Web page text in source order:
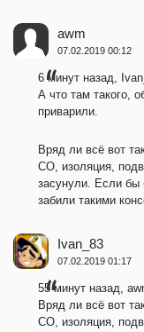
awm
07.02.2019 00:12
6 минут назад,
А что там такого,
приварили.
Вряд ли всё вот
СО, изоляция,
засунули. Если бы
забили такими
Ivan_83
07.02.2019 01:17
55 минут назад,
Вряд ли всё вот
СО, изоляция,